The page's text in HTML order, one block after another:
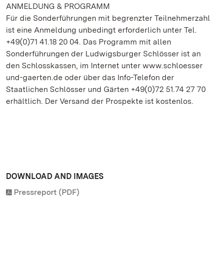
ANMELDUNG & PROGRAMM
Für die Sonderführungen mit begrenzter Teilnehmerzahl
ist eine Anmeldung unbedingt erforderlich unter Tel.
+49(0)71 41.18 20 04. Das Programm mit allen
Sonderführungen der Ludwigsburger Schlösser ist an
den Schlosskassen, im Internet unter www.schloesser
und-gaerten.de oder über das Info-Telefon der
Staatlichen Schlösser und Gärten +49(0)72 51.74 27 70
erhältlich. Der Versand der Prospekte ist kostenlos.
DOWNLOAD AND IMAGES
Pressreport (PDF)